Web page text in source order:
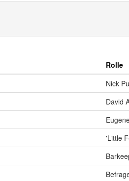
Rolle
Nick
David
'Little